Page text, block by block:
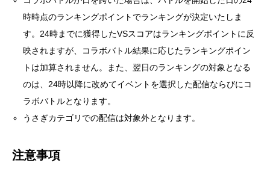
時時点のランキングポイントでランキングが決定いたしま
す。24時までに獲得したVSスコアはランキングポイントに反
映されますが、コラボバトル結果に応じたランキングポイン
トは加算されません。また、翌日のランキングの対象となる
のは、24時以降に改めてイベントを選択した配信ならびにコ
ラボバトルとなります。
うさぎカテゴリでの配信は対象外となります。
注意事項